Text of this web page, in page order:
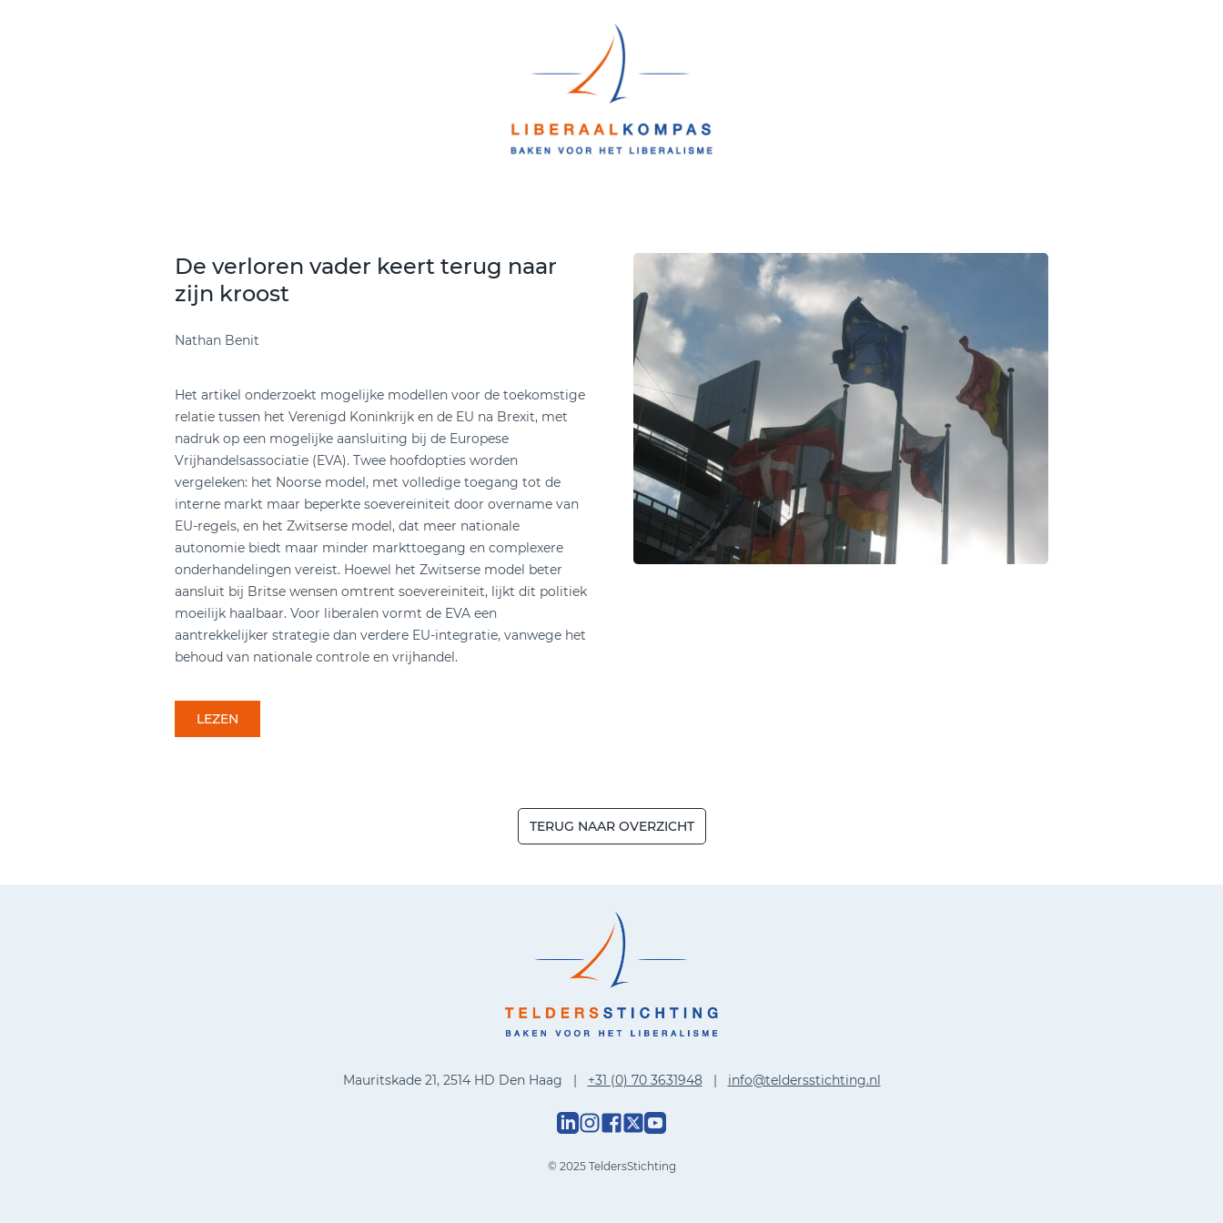
De verloren vader keert terug naar
zijn kroost
Nathan Benit
Het artikel onderzoekt mogelijke modellen voor de toekomstige
relatie tussen het Verenigd Koninkrijk en de EU na Brexit, met
nadruk op een mogelijke aansluiting bij de Europese
Vrijhandelsassociatie (EVA). Twee hoofdopties worden
vergeleken: het Noorse model, met volledige toegang tot de
interne markt maar beperkte soevereiniteit door overname van
EU-regels, en het Zwitserse model, dat meer nationale
autonomie biedt maar minder markttoegang en complexere
onderhandelingen vereist. Hoewel het Zwitserse model beter
aansluit bij Britse wensen omtrent soevereiniteit, lijkt dit politiek
moeilijk haalbaar. Voor liberalen vormt de EVA een
aantrekkelijker strategie dan verdere EU-integratie, vanwege het
behoud van nationale controle en vrijhandel.
LEZEN
TERUG NAAR OVERZICHT
Mauritskade 21, 2514 HD Den Haag | +31 (0) 70 3631948| info@teldersstichting.nl
© 2025 TeldersStichting